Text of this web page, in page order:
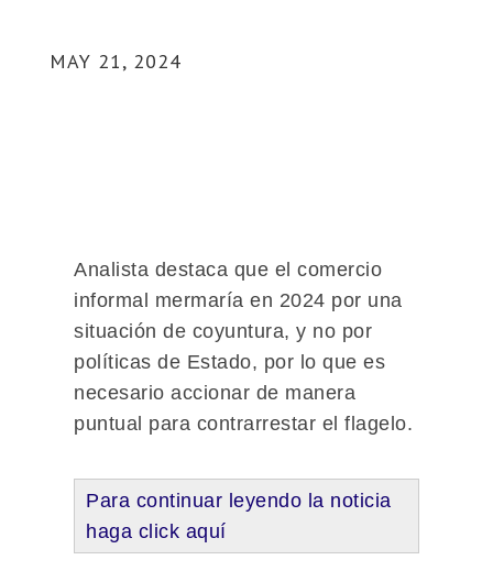
MAY 21, 2024
Analista destaca que el comercio
informal mermaría en 2024 por una
situación de coyuntura, y no por
políticas de Estado, por lo que es
necesario accionar de manera
puntual para contrarrestar el flagelo.
Para continuar leyendo la noticia
haga click aquí